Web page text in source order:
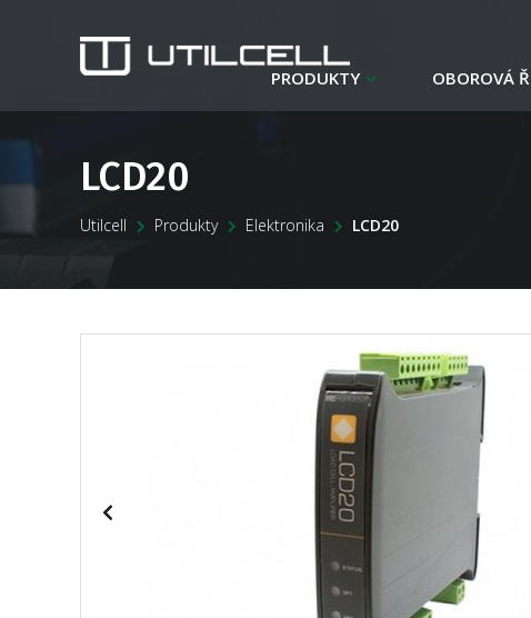
PRODUKTY OBOROVÁ
LCD20
Utilcell Produkty Elektronika LCD20